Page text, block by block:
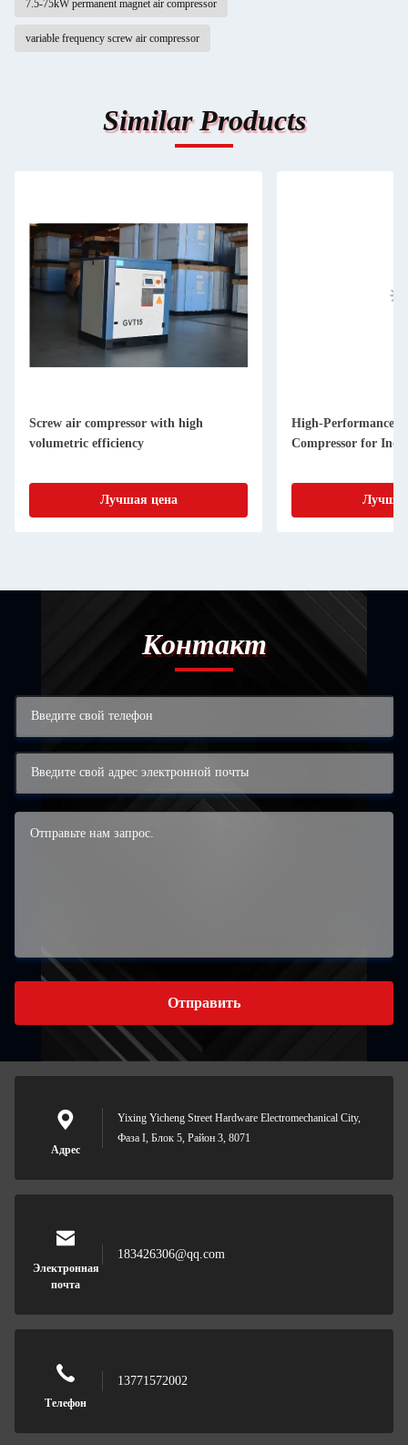
7.5-75kW permanent magnet air compressor
variable frequency screw air compressor
Similar Products
Screw air compressor with high
volumetric efficiency
Лучшая цена
High-Performance
Compressor for
Контакт
Отправить
Адрес
Yixing Yicheng Street Hardware Electromechanical City,
Фаза I, Блок 5, Район 3, 8071
Электронная
почта
183426306@qq.com
Телефон
13771572002